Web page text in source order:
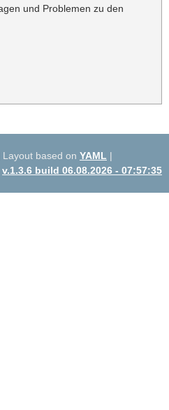
und Problemen zu den
Layout based on YAML |
v.1.3.6 build 06.08.2026 - 07:57:35